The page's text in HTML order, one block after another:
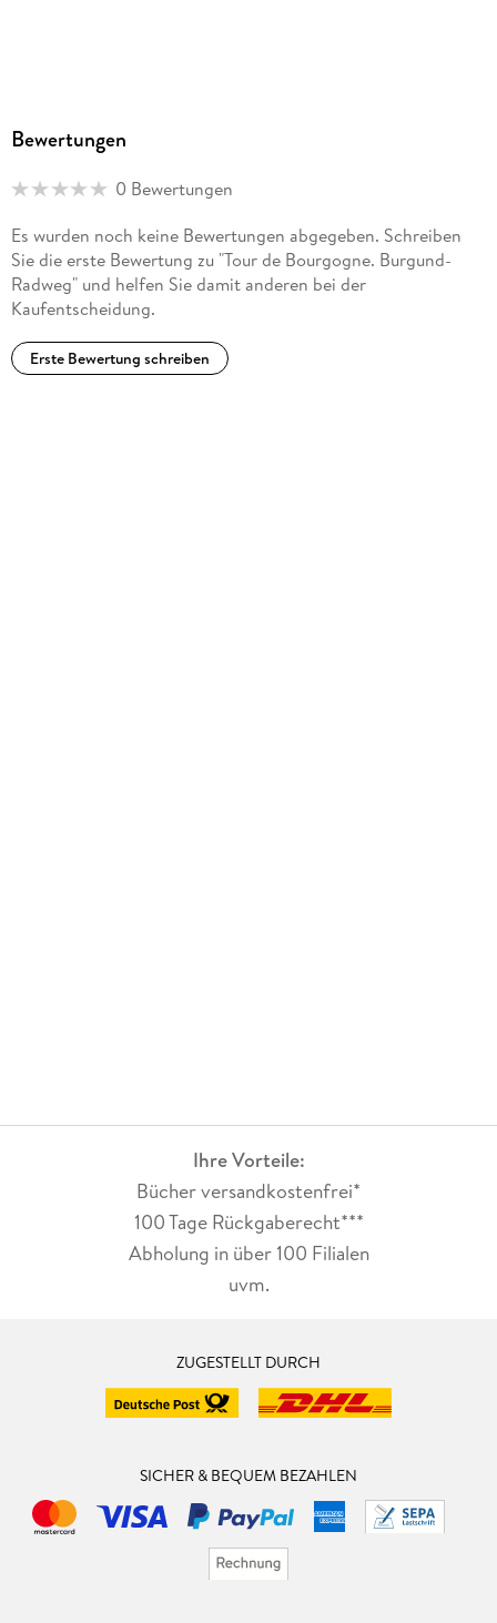
Bewertungen
0 Bewertungen
Es wurden noch keine Bewertungen abgegeben. Schreiben
Sie die erste Bewertung zu "Tour de Bourgogne. Burgund-
Radweg" und helfen Sie damit anderen bei der
Kaufentscheidung.
Erste Bewertung schreiben
Ihre Vorteile:
Bücher versandkostenfrei*
100 Tage Rückgaberecht***
Abholung in über 100 Filialen
uvm.
ZUGESTELLT DURCH
SICHER & BEQUEM BEZAHLEN